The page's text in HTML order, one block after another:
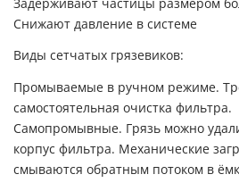
Задерживают частицы размером
Снижают давление в системе
Виды сетчатых грязевиков:
Промываемые в ручном режиме.
самостоятельная очистка фильтра.
Самопромывные. Грязь можно
корпус фильтра. Механические
смываются обратным потоком в